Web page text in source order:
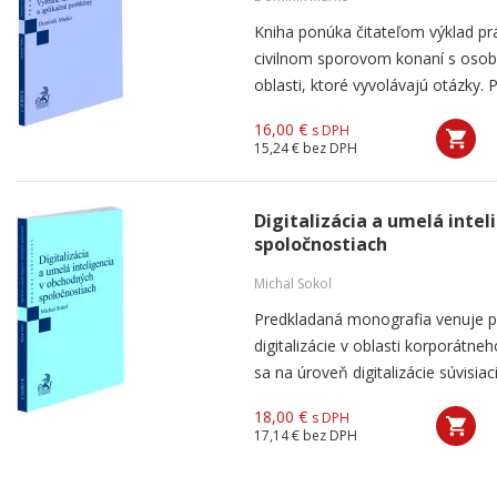
Kniha ponúka čitateľom výklad
civilnom sporovom konaní s
oblasti, ktoré vyvolávajú otázky.
16,00 € s DPH
15,24 € bez DPH
Digitalizácia a umelá
spoločnostiach
Michal Sokol
Predkladaná monografia venuje
digitalizácie v oblasti
sa na úroveň digitalizácie
18,00 € s DPH
17,14 € bez DPH